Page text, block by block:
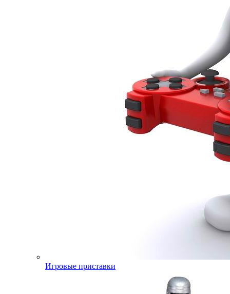
Игровые приставки